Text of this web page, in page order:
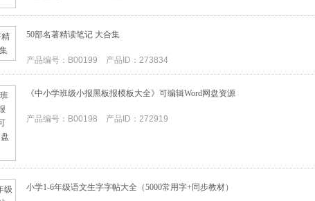
50部名著精读笔记 大合集
产品编号：B00199 产品ID：273834
《中小学班级小报黑板报模板大全》可编辑Word网盘资源
产品编号：B00198 产品ID：272919
小学1-6年级语文生字字帖大全（5000常用字+同步教材）